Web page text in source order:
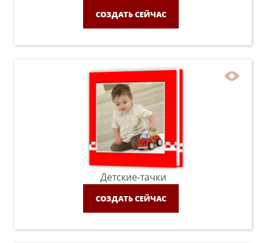
СОЗДАТЬ СЕЙЧАС
Детские-тачки
СОЗДАТЬ СЕЙЧАС